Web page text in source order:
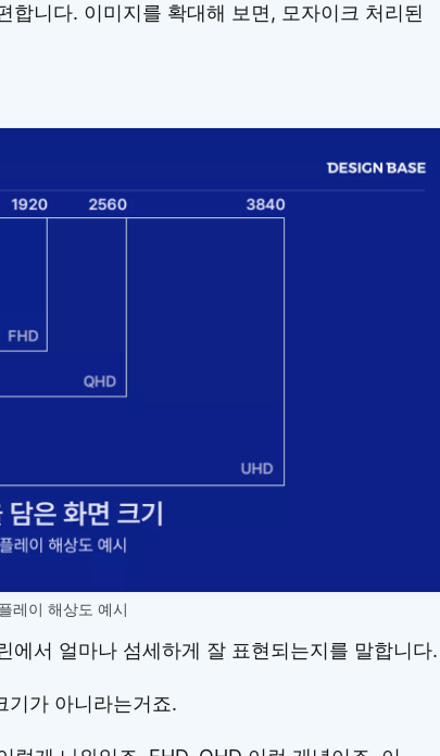
합니다. 이미지를 확대해 보면, 모자이크 처리된
레이 해상도 예시
에서 얼마나 섬세하게 잘 표현되는지를 말합니다.
기가 아니라는거죠.